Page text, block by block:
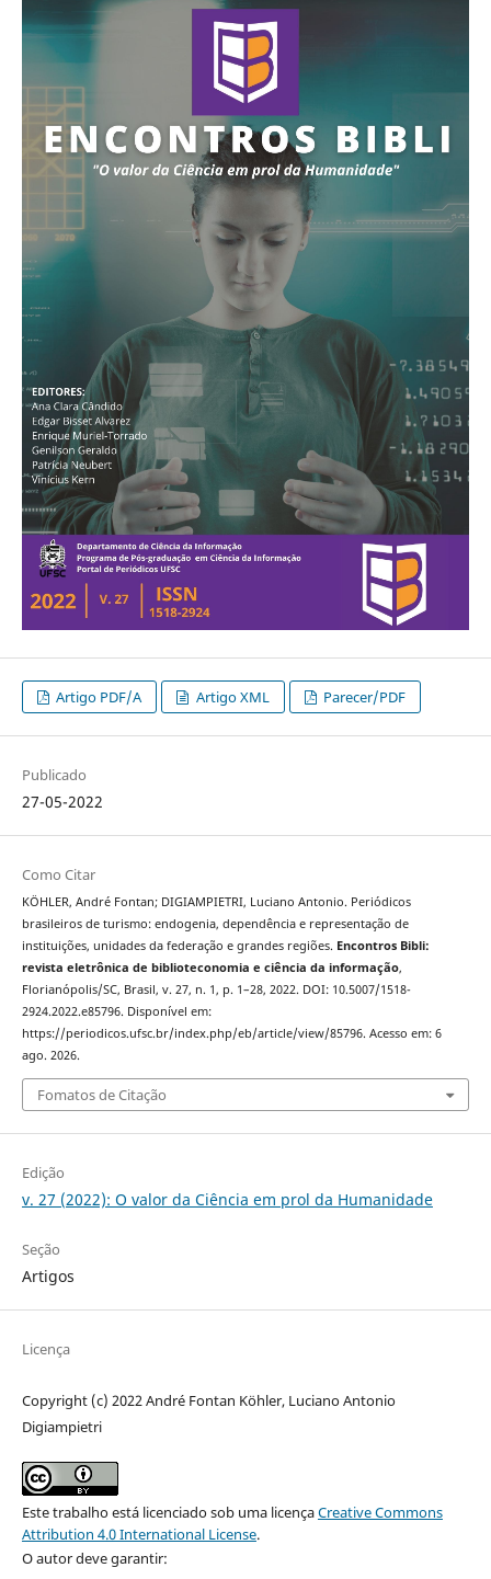
Artigo PDF/A Artigo XML Parecer/PDF
Publicado
27-05-2022
Como Citar
KÖHLER, André Fontan; DIGIAMPIETRI, Luciano Antonio. Periódicos
brasileiros de turismo: endogenia, dependência e representação de
instituições, unidades da federação e grandes regiões. Encontros Bibli:
revista eletrônica de biblioteconomia e ciência da informação,
Florianópolis/SC, Brasil, v. 27, n. 1, p. 1–28, 2022. DOI: 10.5007/1518-
2924.2022.e85796. Disponível em:
https://periodicos.ufsc.br/index.php/eb/article/view/85796. Acesso em: 6
ago. 2026.
Fomatos de Citação
Edição
v. 27 (2022): O valor da Ciência em prol da Humanidade
Seção
Artigos
Licença
Copyright (c) 2022 André Fontan Köhler, Luciano Antonio
Digiampietri
Este trabalho está licenciado sob uma licençaCreative Commons
Attribution 4.0 International License.
O autor deve garantir: